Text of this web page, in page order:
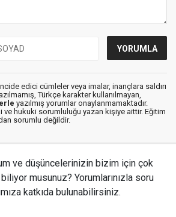
edici cümleler veya imalar, inançlara saldırı
Türkçe karakter kullanılmayan,
yazılmış yorumlar onaylanmamaktadır.
ve hukuki sorumluluğu yazan kişiye aittir. Eğitim
sorumlu değildir.
ve düşüncelerinizin bizim için çok
musunuz? Yorumlarınızla soru
katkıda bulunabilirsiniz.